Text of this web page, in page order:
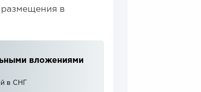
в
вложениями
в СНГ